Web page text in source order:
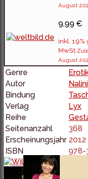
August
9,99 €
inkl.
MwSt.
August
Genre
Autor
Bindung
Verlag
Lyx
Reihe
Seitenanzahl
368
Erscheinungsjahr 2012
ISBN
978-